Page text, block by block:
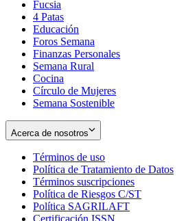
in
new
window
Fucsia
in
new
window
4 Patas
Educación
Foros Semana
Finanzas Personales
Semana Rural
Cocina
Círculo de Mujeres
Semana Sostenible
Acerca de nosotros
Términos de uso
in
new
window
Política de Tratamiento de Datos
Términos suscripciones
in
Política de Riesgos C/ST
Política SAGRILAFT
Certificación ISSN